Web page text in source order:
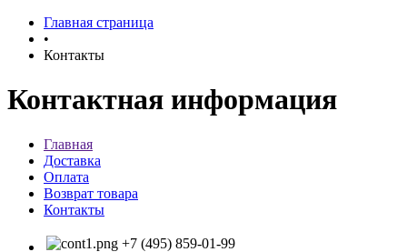
Главная страница
•
Контакты
Контактная информация
Главная
Доставка
Оплата
Возврат товара
Контакты
+7 (495) 859-01-99